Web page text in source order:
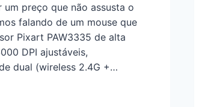
um preço que não assusta o
falando de um mouse que
Pixart PAW3335 de alta
DPI ajustáveis,
dual (wireless 2.4G +…